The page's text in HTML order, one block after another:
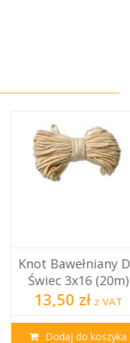
Knot Bawełniany Do
Świec 3x16 (20m)
13,50 zł z VAT
Dodaj do koszyka